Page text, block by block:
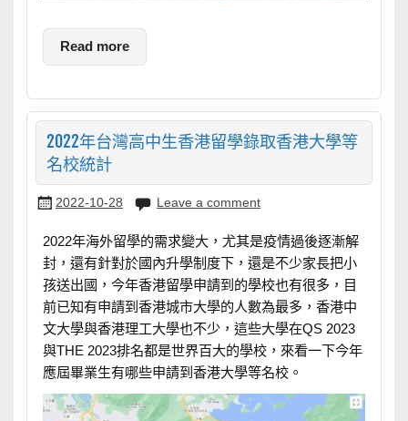
Read more
2022年台灣高中生香港留學錄取香港大學等
名校統計
2022-10-28 Leave a comment
2022年海外留學的需求變大，尤其是疫情過後逐漸解
封，還有針對於國內升學制度下，還是不少家長把小
孩送出國，今年香港留學申請到的學校也有很多，目
前已知有申請到香港城市大學的人數為最多，香港中
文大學與香港理工大學也不少，這些大學在QS 2023
與THE 2023排名都是世界百大的學校，來看一下今年
應屆畢業生有哪些申請到香港大學等名校。